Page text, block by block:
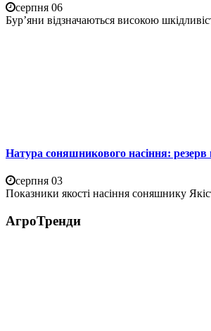
серпня 06
Бур’яни відзначаються високою
Натура соняшникового насіння: резерв
серпня 03
Показники якості насіння соняшнику
АгроТренди